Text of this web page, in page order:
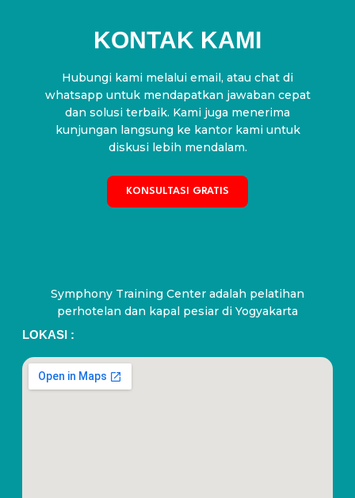
KONTAK KAMI
Hubungi kami melalui email, atau chat di
whatsapp untuk mendapatkan jawaban cepat
dan solusi terbaik. Kami juga menerima
kunjungan langsung ke kantor kami untuk
diskusi lebih mendalam.
KONSULTASI GRATIS
Symphony Training Center adalah pelatihan
perhotelan dan kapal pesiar di Yogyakarta
LOKASI :